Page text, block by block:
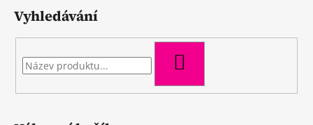
Vyhledávání